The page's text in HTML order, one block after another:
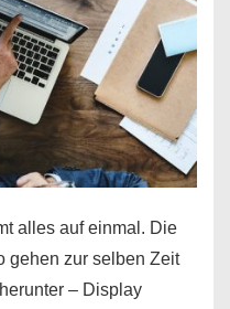
alles auf einmal. Die
gehen zur selben Zeit
– Display